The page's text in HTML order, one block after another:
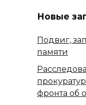
Новые
Подвиг,
памяти
фронта об